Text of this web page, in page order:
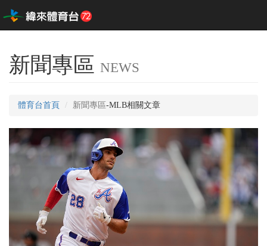
新聞專區 NEWS
體育台首頁 新聞專區-MLB相關文章